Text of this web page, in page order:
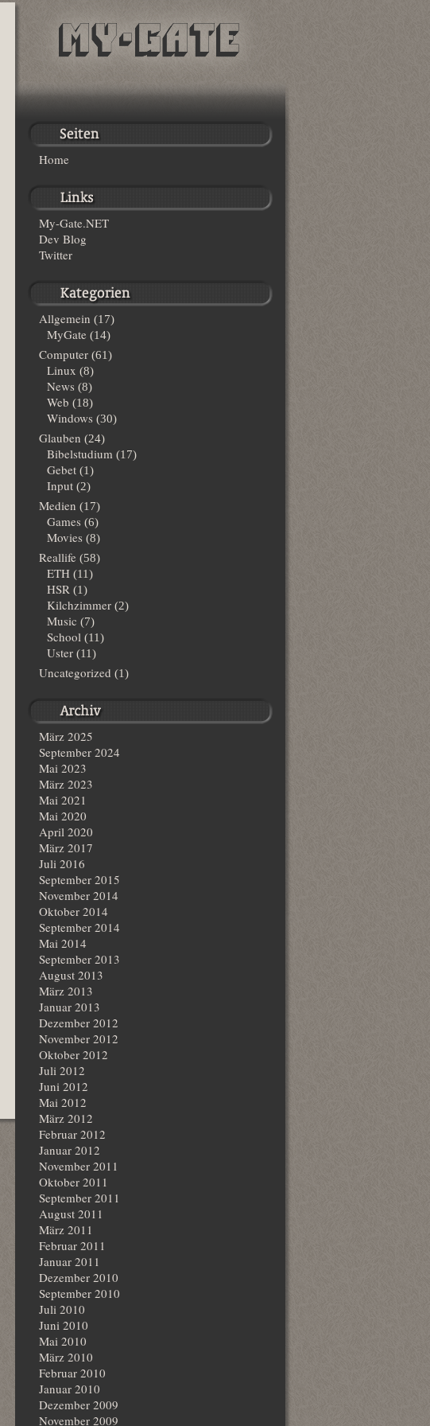
Home
My-Gate.NET
Dev Blog
Twitter
Allgemein (17)
MyGate (14)
Computer (61)
Linux (8)
News (8)
Web (18)
Windows (30)
Glauben (24)
Bibelstudium (17)
Gebet (1)
Input (2)
Medien (17)
Games (6)
Movies (8)
Reallife (58)
ETH (11)
HSR (1)
Kilchzimmer (2)
Music (7)
School (11)
Uster (11)
Uncategorized (1)
März 2025
September 2024
Mai 2023
März 2023
Mai 2021
Mai 2020
April 2020
März 2017
Juli 2016
September 2015
November 2014
Oktober 2014
September 2014
Mai 2014
September 2013
August 2013
März 2013
Januar 2013
Dezember 2012
November 2012
Oktober 2012
Juli 2012
Juni 2012
Mai 2012
März 2012
Februar 2012
Januar 2012
November 2011
Oktober 2011
September 2011
August 2011
März 2011
Februar 2011
Januar 2011
Dezember 2010
September 2010
Juli 2010
Juni 2010
Mai 2010
März 2010
Februar 2010
Januar 2010
Dezember 2009
November 2009